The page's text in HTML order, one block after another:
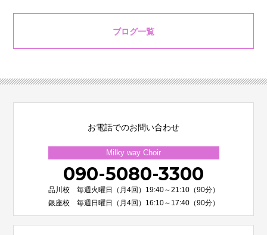
ブログ一覧
お電話でのお問い合わせ
Milky way Choir
090-5080-3300
品川校 毎週火曜日（月4回）19:40～21:10（90分）
銀座校 毎週日曜日（月4回）16:10～17:40（90分）